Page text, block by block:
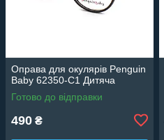
Оправа для окулярів Penguin
Baby 62350-C1 Дитяча
Готово до відправки
490 ₴